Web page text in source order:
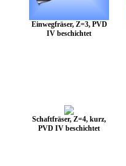
Einwegfräser, Z=3, PVD
IV beschichtet
Schaftfräser, Z=4, kurz,
PVD IV beschichtet